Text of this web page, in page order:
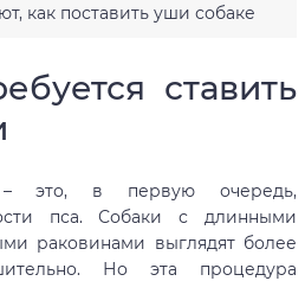
как поставить уши собаке
ставить
это, в первую очередь,
пса. Собаки с длинными
раковинами выглядят более
Но эта процедура